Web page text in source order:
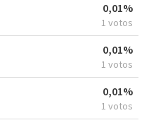
0,01%
1 votos
0,01%
1 votos
0,01%
1 votos